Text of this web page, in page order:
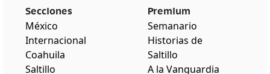
Secciones
México
Internacional
Coahuila
Saltillo
Premium
Semanario
Historias de
Saltillo
A la Vanguardia